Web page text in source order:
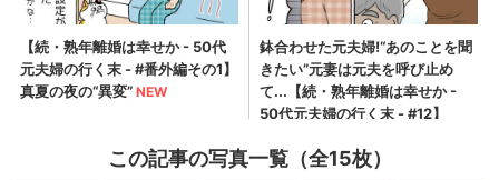
この記事の写真一覧（全15枚）